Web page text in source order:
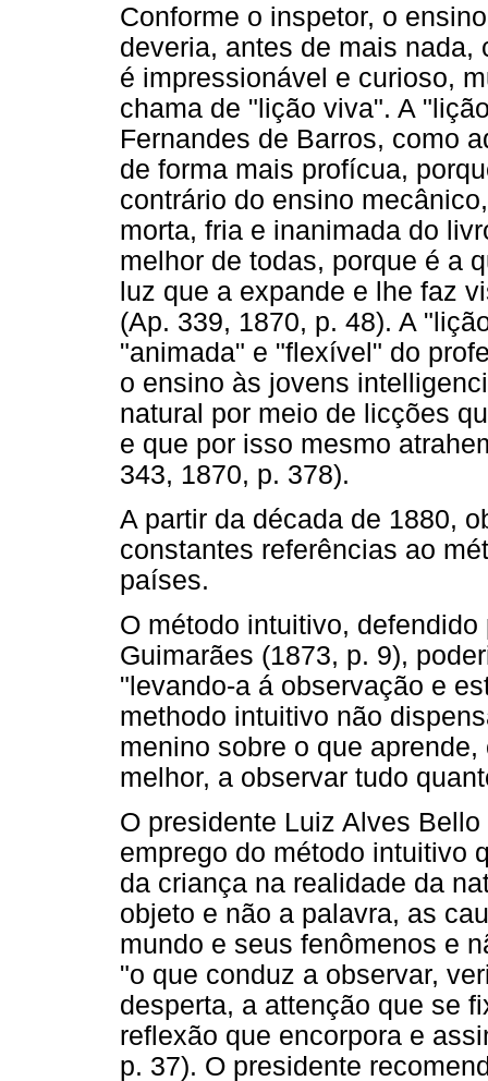
Conforme o inspetor, o
deveria, antes de mais
é impressionável e curioso,
chama de "lição viva". A
Fernandes de Barros, como
de forma mais profícua,
contrário do ensino
morta, fria e inanimada do
melhor de todas, porque é a
luz que a expande e lhe faz
(Ap. 339, 1870, p. 48). A
"animada" e "flexível" do
o ensino às jovens
natural por meio de licções
e que por isso mesmo
343, 1870, p. 378).
A partir da década de 1880,
constantes referências ao
países.
O método intuitivo,
Guimarães (1873, p. 9),
"levando-a á observação e
methodo intuitivo não
menino sobre o que
melhor, a observar tudo
O presidente Luiz Alves
emprego do método intuitivo
da criança na realidade da
objeto e não a palavra, as
mundo e seus fenômenos e
"o que conduz a observar,
desperta, a attenção que se
reflexão que encorpora e
p. 37). O presidente